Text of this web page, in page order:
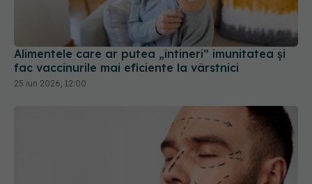
Alimentele care ar putea „întineri” imunitatea și
fac vaccinurile mai eficiente la vârstnici
25 iun 2026, 12:00